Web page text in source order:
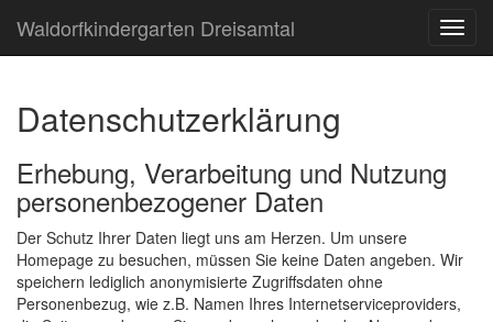
Waldorfkindergarten Dreisamtal
Datenschutzerklärung
Erhebung, Verarbeitung und Nutzung
personenbezogener Daten
Der Schutz Ihrer Daten liegt uns am Herzen. Um unsere
Homepage zu besuchen, müssen Sie keine Daten angeben. Wir
speichern lediglich anonymisierte Zugriffsdaten ohne
Personenbezug, wie z.B. Namen Ihres Internetserviceproviders,